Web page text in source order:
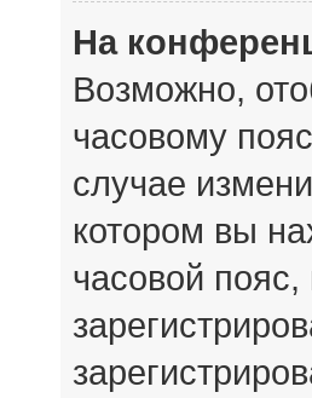
На
Возможно,
часовому
случае
котором вы
часовой пояс,